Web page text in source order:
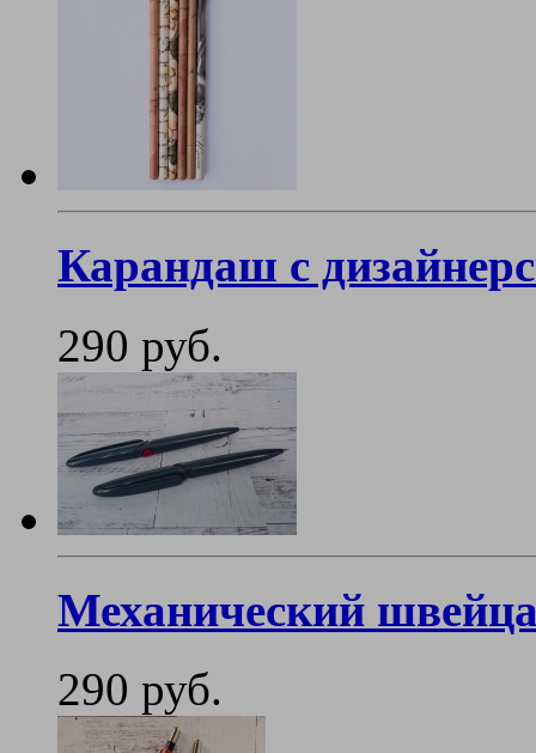
Карандаш с
290 руб.
Механический
290 руб.